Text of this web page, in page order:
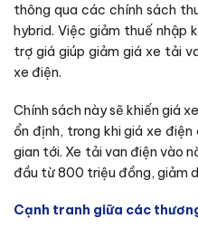
thông qua các chính sách
hybrid. Việc giảm thuế nhập
trợ giá giúp giảm giá xe tải
xe điện.
Chính sách này sẽ khiến giá
ổn định, trong khi giá xe
gian tới. Xe tải van điện vào
đầu từ 800 triệu đồng, giảm
Cạnh tranh giữa các